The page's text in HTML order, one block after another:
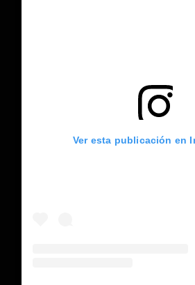
Ver esta publicación en